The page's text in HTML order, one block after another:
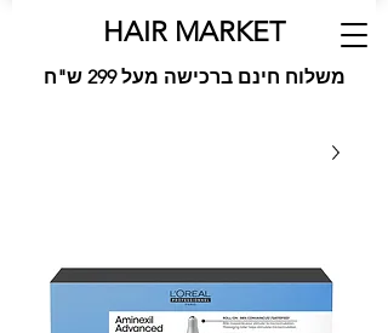
HAIR MARKET
משלוח חינם ברכישה מעל 299 ש"ח